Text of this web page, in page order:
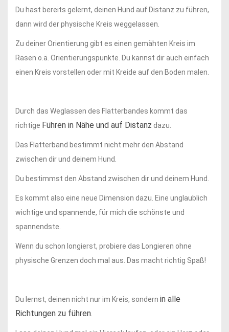
Du hast bereits gelernt, deinen Hund auf Distanz zu führen,
dann wird der physische Kreis weggelassen.
Zu deiner Orientierung gibt es einen gemähten Kreis im
Rasen o.ä. Orientierungspunkte. Du kannst dir auch einfach
einen Kreis vorstellen oder mit Kreide auf den Boden malen.
Durch das Weglassen des Flatterbandes kommt das
richtige Führen in Nähe und auf Distanz dazu.
Das Flatterband bestimmt nicht mehr den Abstand
zwischen dir und deinem Hund.
Du bestimmst den Abstand zwischen dir und deinem Hund.
Es kommt also eine neue Dimension dazu. Eine unglaublich
wichtige und spannende, für mich die schönste und
spannendste.
Wenn du schon longierst, probiere das Longieren ohne
physische Grenzen doch mal aus. Das macht richtig Spaß!
Du lernst, deinen nicht nur im Kreis, sondern in alle
Richtungen zu führen